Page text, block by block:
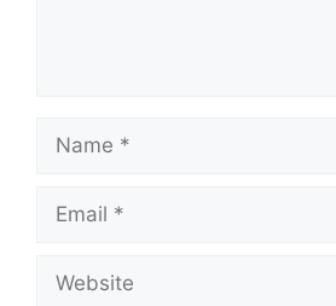
Name
Email
Website